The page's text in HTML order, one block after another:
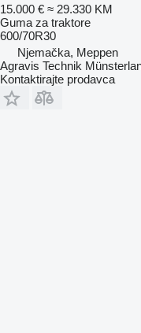
15.000 € ≈ 29.330 KM
Guma za traktore
600/70R30
Njemačka, Meppen
Agravis Technik
Kontaktirajte prodavca